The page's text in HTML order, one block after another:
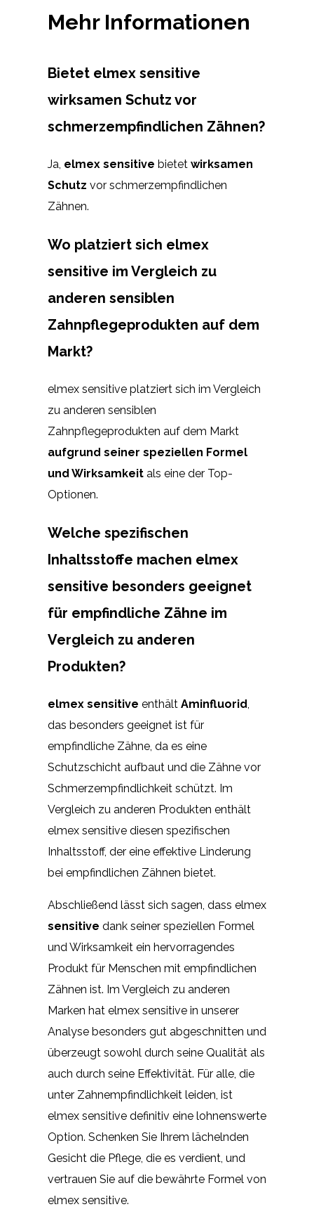
Mehr Informationen
Bietet elmex sensitive
wirksamen Schutz vor
schmerzempfindlichen Zähnen?
Ja, elmex sensitive bietet wirksamen
Schutz vor schmerzempfindlichen
Zähnen.
Wo platziert sich elmex
sensitive im Vergleich zu
anderen sensiblen
Zahnpflegeprodukten auf dem
Markt?
elmex sensitive platziert sich im Vergleich
zu anderen sensiblen
Zahnpflegeprodukten auf dem Markt
aufgrund seiner speziellen Formel
und Wirksamkeit als eine der Top-
Optionen.
Welche spezifischen
Inhaltsstoffe machen elmex
sensitive besonders geeignet
für empfindliche Zähne im
Vergleich zu anderen
Produkten?
elmex sensitive enthält Aminfluorid,
das besonders geeignet ist für
empfindliche Zähne, da es eine
Schutzschicht aufbaut und die Zähne vor
Schmerzempfindlichkeit schützt. Im
Vergleich zu anderen Produkten enthält
elmex sensitive diesen spezifischen
Inhaltsstoff, der eine effektive Linderung
bei empfindlichen Zähnen bietet.
Abschließend lässt sich sagen, dass elmex
sensitive dank seiner speziellen Formel
und Wirksamkeit ein hervorragendes
Produkt für Menschen mit empfindlichen
Zähnen ist. Im Vergleich zu anderen
Marken hat elmex sensitive in unserer
Analyse besonders gut abgeschnitten und
überzeugt sowohl durch seine Qualität als
auch durch seine Effektivität. Für alle, die
unter Zahnempfindlichkeit leiden, ist
elmex sensitive definitiv eine lohnenswerte
Option. Schenken Sie Ihrem lächelnden
Gesicht die Pflege, die es verdient, und
vertrauen Sie auf die bewährte Formel von
elmex sensitive.